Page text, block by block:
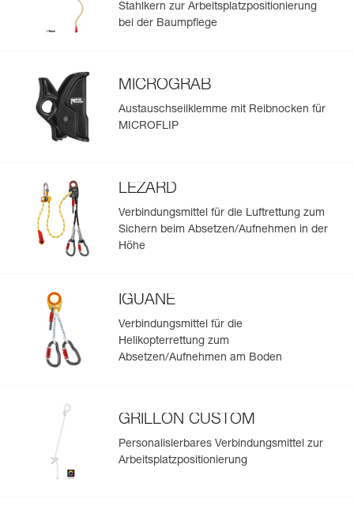
Stahlkern zur Arbeitsplatzpositionierung
bei der Baumpflege
MICROGRAB
Austauschseilklemme mit Reibnocken für
MICROFLIP
LEZARD
Verbindungsmittel für die Luftrettung zum
Sichern beim Absetzen/Aufnehmen in der
Höhe
IGUANE
Verbindungsmittel für die
Helikopterrettung zum
Absetzen/Aufnehmen am Boden
GRILLON CUSTOM
Personalisierbares Verbindungsmittel zur
Arbeitsplatzpositionierung